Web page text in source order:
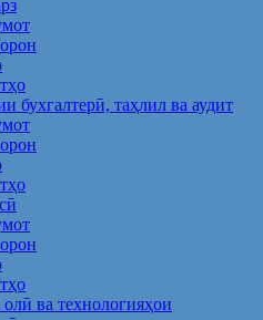
бухгалтерӣ, таҳлил ва аудит
ва технологияҳои